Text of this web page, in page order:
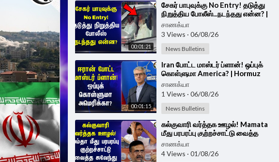
00:01:21
⁣சேகர் பாபுவுக்கு No Entry! தடுத்து
நிறுத்திய போலீஸ்...நடந்தது என்ன? |
Tiruthani | HRCE
சாணக்யா
3 Views · 06/08/26
News Bulletins
00:01:15
⁣Iran போட்ட மாஸ்டர் ப்ளான்! ஒப்புக்
கொள்ளுமா America? | Hormuz
சாணக்யா
1 Views · 06/08/26
News Bulletins
⁣கல்குவாரி வர்த்தக ஊழல்! Mamata
மீது பரபரப்பு குற்றச்சாட்டு வைத்த
சுவேந்து அதிகாரி! | West Bengal
சாணக்யா
4 Views · 01/08/26